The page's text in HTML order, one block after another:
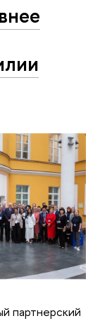
партнерский